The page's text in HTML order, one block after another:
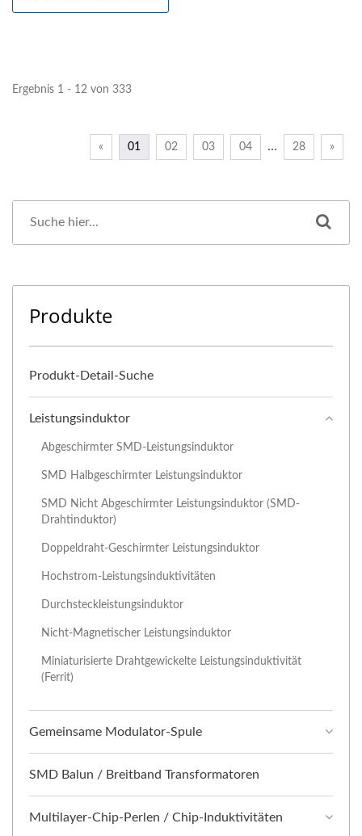
Ergebnis 1 - 12 von 333
« 01 02 03 04 … 28 »
Produkte
Produkt-Detail-Suche
Leistungsinduktor
Abgeschirmter SMD-Leistungsinduktor
SMD Halbgeschirmter Leistungsinduktor
SMD Nicht Abgeschirmter Leistungsinduktor (SMD-
Drahtinduktor)
Doppeldraht-Geschirmter Leistungsinduktor
Hochstrom-Leistungsinduktivitäten
Durchsteckleistungsinduktor
Nicht-Magnetischer Leistungsinduktor
Miniaturisierte Drahtgewickelte Leistungsinduktivität
(Ferrit)
Gemeinsame Modulator-Spule
SMD Balun / Breitband Transformatoren
Multilayer-Chip-Perlen / Chip-Induktivitäten